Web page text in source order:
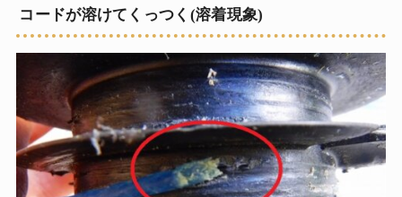
コードが溶けてくっつく(溶着現象)